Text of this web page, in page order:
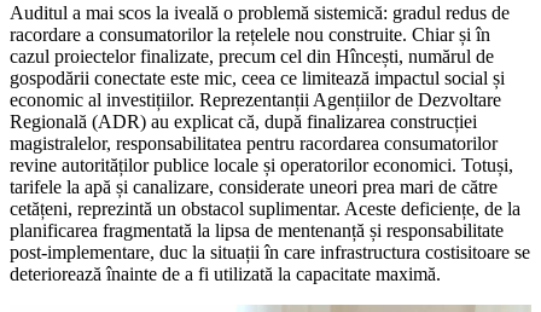
Auditul a mai scos la iveală o problemă sistemică: gradul redus de
racordare a consumatorilor la rețelele nou construite. Chiar și în
cazul proiectelor finalizate, precum cel din Hîncești, numărul de
gospodării conectate este mic, ceea ce limitează impactul social și
economic al investițiilor. Reprezentanții Agențiilor de Dezvoltare
Regională (ADR) au explicat că, după finalizarea construcției
magistralelor, responsabilitatea pentru racordarea consumatorilor
revine autorităților publice locale și operatorilor economici. Totuși,
tarifele la apă și canalizare, considerate uneori prea mari de către
cetățeni, reprezintă un obstacol suplimentar. Aceste deficiențe, de la
planificarea fragmentată la lipsa de mentenanță și responsabilitate
post-implementare, duc la situații în care infrastructura costisitoare se
deteriorează înainte de a fi utilizată la capacitate maximă.